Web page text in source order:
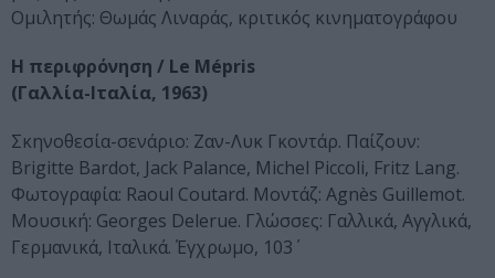
Ομιλητής: Θωμάς Λιναράς, κριτικός κινηματογράφου
Η περιφρόνηση / Le Mépris
(Γαλλία-Ιταλία, 1963)
Σκηνοθεσία-σενάριο: Ζαν-Λυκ Γκοντάρ. Παίζουν:
Brigitte Bardot, Jack Palance, Michel Piccoli, Fritz Lang.
Φωτογραφία: Raoul Coutard. Μοντάζ: Agnès Guillemot.
Μουσική: Georges Delerue. Γλώσσες: Γαλλικά, Αγγλικά,
Γερμανικά, Ιταλικά. Έγχρωμο, 103΄